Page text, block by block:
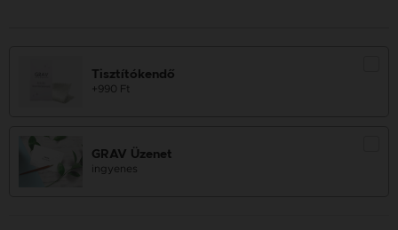
Tisztítókendő
+990 Ft
GRAV Üzenet
ingyenes